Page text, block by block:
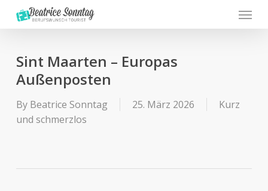
Menu
Sint Maarten – Europas
Außenposten
By Beatrice Sonntag 25. März 2026
Kurz
und schmerzlos